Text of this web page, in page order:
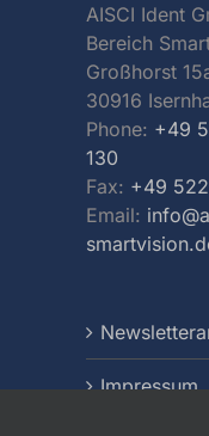
AISCI Ident
Bereich
Großhorst
30916
Phone: +49
130
Fax: +49
Email:
Impressum